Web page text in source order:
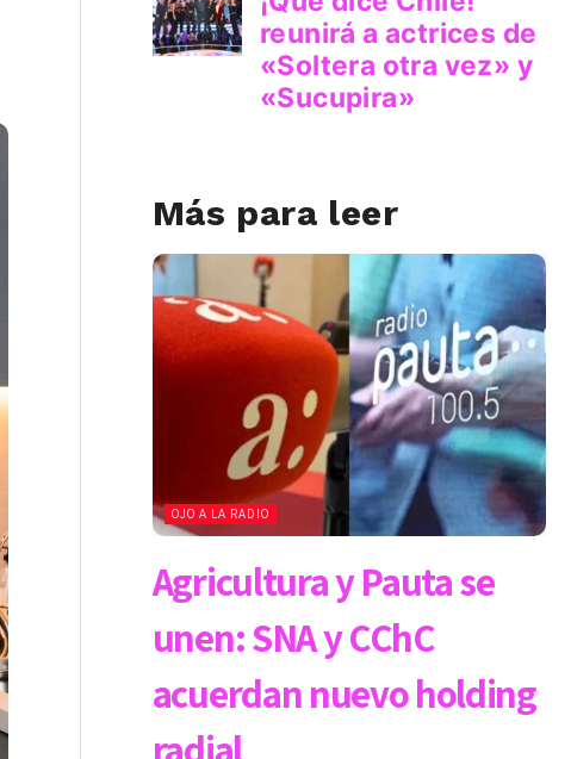
Más para leer
OJO A LA RADIO
Agricultura y Pauta se
unen: SNA y CChC
acuerdan nuevo holding
radial